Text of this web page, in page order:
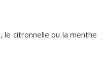
le citronnelle ou la menthe